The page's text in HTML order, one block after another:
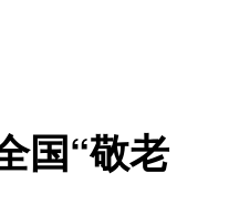
国“敬老